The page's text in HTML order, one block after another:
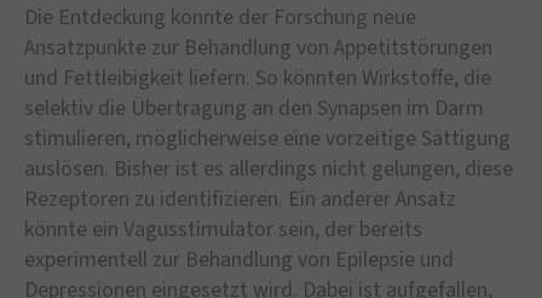
Die Entdeckung könnte der Forschung neue
Ansatzpunkte zur Behandlung von Appetitstörungen
und Fettleibigkeit liefern. So könnten Wirkstoffe, die
selektiv die Übertragung an den Synapsen im Darm
stimulieren, möglicherweise eine vorzeitige Sättigung
auslösen. Bisher ist es allerdings nicht gelungen, diese
Rezeptoren zu identifizieren. Ein anderer Ansatz
könnte ein Vagusstimulator sein, der bereits
experimentell zur Behandlung von Epilepsie und
Depressionen eingesetzt wird. Dabei ist aufgefallen,